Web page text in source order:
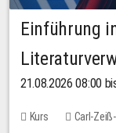
Einführung
21.08.2026 08:00
Kurs Carl-